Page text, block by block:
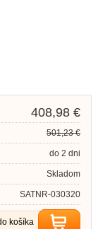
408,98 €
501,23 €
do 2 dni
Skladom
SATNR-030320
košíka